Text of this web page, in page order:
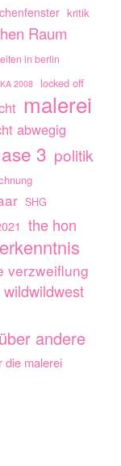
kritik
Raum
in berlin
2008 locked off
malerei
abwegig
3 politik
SHG
the hon
verzweiflung
wildwildwest
über andere
die malerei